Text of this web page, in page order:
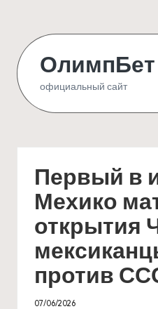
content
ОлимпБет
официальный сайт
Первый в
Мехико
открытия
против
07/06/2026